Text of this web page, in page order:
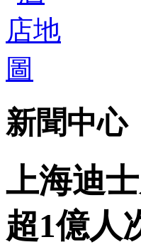
新聞中心
上海迪
超1億人